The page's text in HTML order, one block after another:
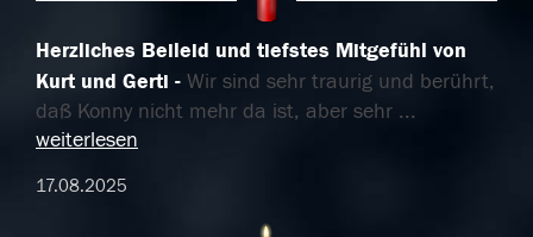
Herzliches Beileid und tiefstes Mitgefühl von
Kurt und Gerti
Wir sind sehr traurig und berührt,
daß Konny nicht mehr da ist, aber sehr ...
weiterlesen
17.08.2025